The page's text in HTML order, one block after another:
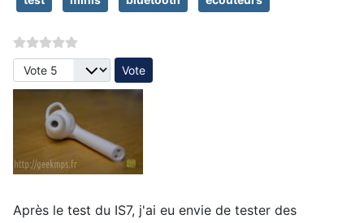
Veuillez voter
Après le test du IS7, j'ai eu envie de tester des